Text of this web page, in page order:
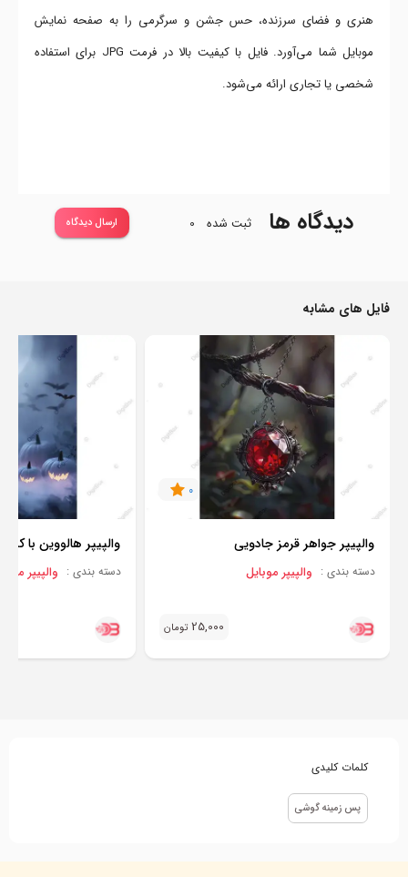
هنری و فضای سرزنده، حس جشن و سرگرمی را به صفحه نمایش
موبایل شما می‌آورد. فایل با کیفیت بالا در فرمت JPG برای استفاده
شخصی یا تجاری ارائه می‌شود.
دیدگاه ها ثبت شده 0 ارسال دیدگاه
فایل های مشابه
0
والپیپر جواهر قرمز جادویی
دسته بندی : والپیپر موبایل
25,000 تومان
والپیپر هالووین با
دسته بندی : والپیپر
کلمات کلیدی
پس زمینه گوشی